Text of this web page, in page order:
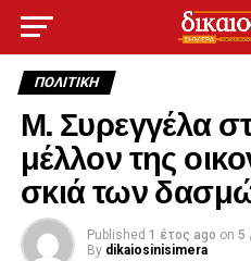
ΠΟΛΙΤΙΚΉ
Μ. Συρεγγέλα
μέλλον της
σκιά των
Published 1 έτος ago on 5
By dikaiosinisimera